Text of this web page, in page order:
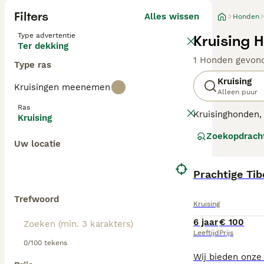
Filters Alles wissen
Type advertentie
Ter dekking
Type ras
Kruisingen meenemen
Ras
Kruising
Uw locatie
Trefwoord
0/100 tekens
Honden
Kruising
1 Honden
Kruising
Alleen puur
vertonen,
vaak
Intelligentie
Prachtige
Kruising
6 jaar
Leeftijd
€ 100
Prijs